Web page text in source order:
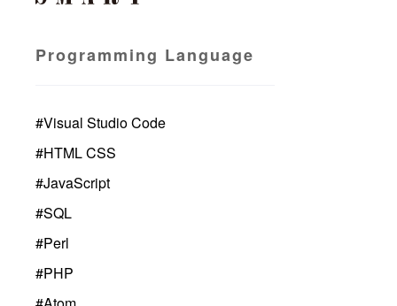
Programming Language
#Visual Studio Code
#HTML CSS
#JavaScript
#SQL
#Perl
#PHP